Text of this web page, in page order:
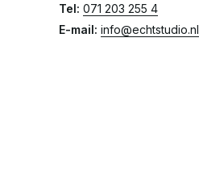
Tel: 071 203 255 4
E-mail: info@echtstudio.nl